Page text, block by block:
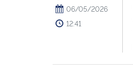
06/05/2026
12:41